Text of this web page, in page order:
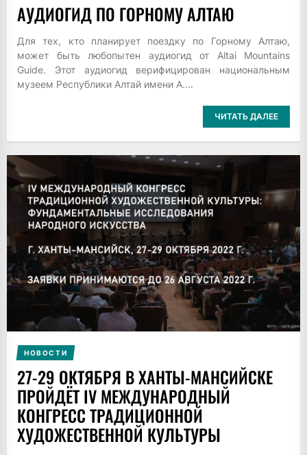
АУДИОГИД ПО ГОРНОМУ АЛТАЮ
Для тех, кто планирует поездку по Горному Алтаю,
может быть любопытен аудиогид от Altai Mountains
Guide. Этот аудиогид верифицирован национальным
музеем Республики Алтай имени А....
ЧИТАТЬ ДАЛЕЕ
НОВОСТИ
27-29 ОКТЯБРЯ В ХАНТЫ-МАНСИЙСКЕ
ПРОЙДЁТ IV МЕЖДУНАРОДНЫЙ
КОНГРЕСС ТРАДИЦИОННОЙ
ХУДОЖЕСТВЕННОЙ КУЛЬТУРЫ